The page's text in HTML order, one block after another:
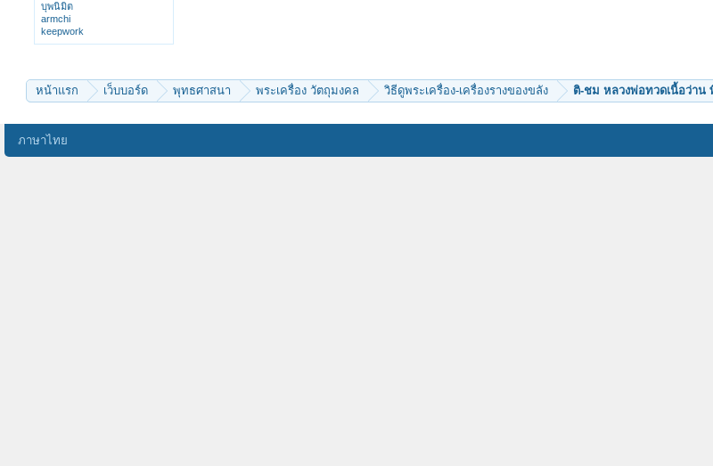
บุพนิมิต
armchi
keepwork
หน้าแรก เว็บบอร์ด พุทธศาสนา พระเครื่อง วัตถุมงคล วิธีดูพระเครื่อง-เครื่องรางของขลัง ติ-ชม หลวงพ่อทวดเนื้อว่า
ภาษาไทย